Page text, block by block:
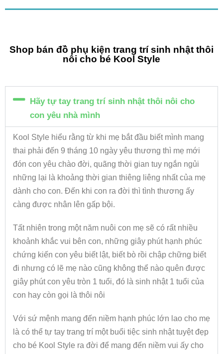
Shop bán đồ phụ kiện trang trí sinh nhật thôi
nôi cho bé Kool Style
Hãy tự tay trang trí sinh nhật thôi nôi cho
con yêu nhà mình
Kool Style hiểu rằng từ khi mẹ bắt đầu biết mình mang
thai phải đến 9 tháng 10 ngày yêu thương thì mẹ mới
đón con yêu chào đời, quãng thời gian tuy ngắn ngủi
những lại là khoảng thời gian thiêng liêng nhất của mẹ
dành cho con. Đến khi con ra đời thì tình thương ấy
càng được nhân lên gấp bội.
Tất nhiên trong một năm nuôi con mẹ sẽ có rất nhiều
khoảnh khắc vui bên con, những giây phút hạnh phúc
chứng kiến con yêu biết lật, biết bò rồi chập chững biết
đi nhưng có lẽ mẹ nào cũng không thể nào quên được
giây phút con yêu tròn 1 tuổi, đó là sinh nhật 1 tuổi của
con hay còn gọi là thôi nôi
Với sứ mệnh mang đến niềm hạnh phúc lớn lao cho mẹ
là có thể tự tay trang trí một buổi tiệc sinh nhật tuyệt đẹp
cho bé Kool Style ra đời để mang đến niềm vui ấy cho